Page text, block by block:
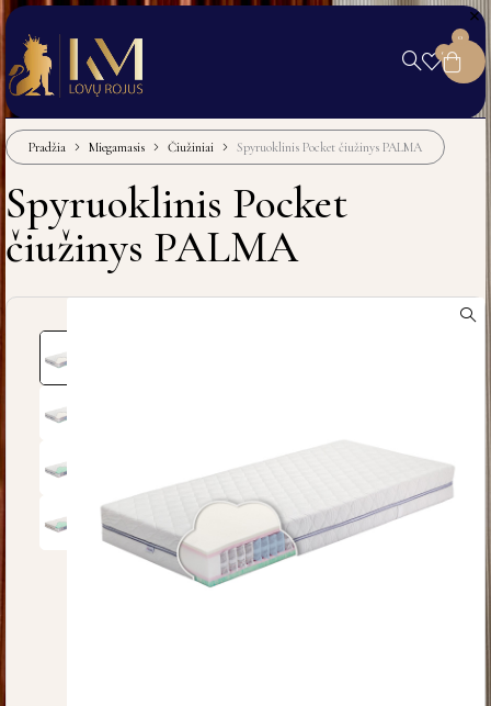
0
0
Pradžia Miegamasis Čiužiniai Spyruoklinis Pocket čiužinys PALMA
Spyruoklinis Pocket
čiužinys PALMA